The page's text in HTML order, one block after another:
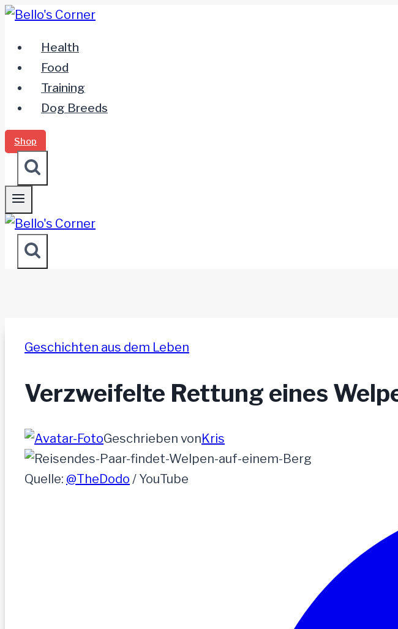
Zum
springenHealth
Food
Training
Dog Breeds
Shop
Geschichten aus dem Leben
Verzweifelte Rettung eines
Geschrieben vonKris
Quelle: @TheDodo / YouTube